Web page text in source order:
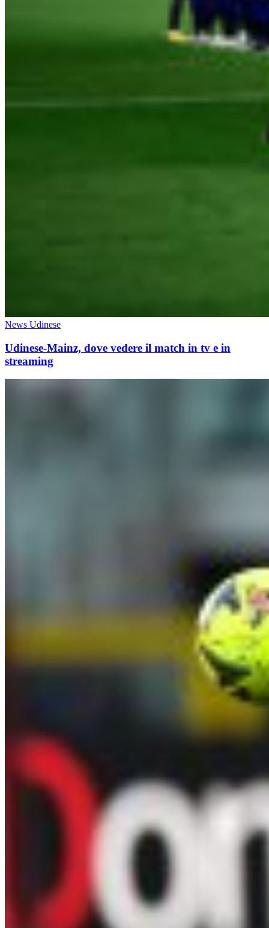
News Udinese
Udinese-Mainz, dove vedere il match in tv e in
streaming